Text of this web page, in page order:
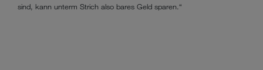
sind, kann unterm Strich also bares Geld sparen.“